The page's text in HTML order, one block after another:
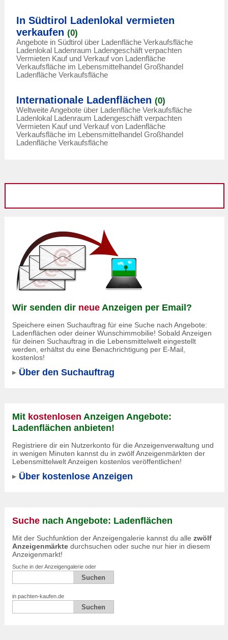
In Südtirol Ladenlokal vermieten
verkaufen (0)
Angebote in Südtirol über Ladenfläche Verkaufsfläche
Ladenlokal Ladenraum Ladengeschäft verpachten
Vermieten Kauf und Verkauf von Ladenfläche
Verkaufsfläche im Lebensmittelhandel Großhandel
Ladenfläche Verkaufsfläche
Internationale Ladenflächen (0)
Weltweite Angebote über Ladenfläche Verkaufsfläche
Ladenlokal Ladenraum Ladengeschäft verpachten
Vermieten Kauf und Verkauf von Ladenfläche
Verkaufsfläche im Lebensmittelhandel Großhandel
Ladenfläche Verkaufsfläche
Wir senden dir neue Anzeigen per Email?
Speichere einen Suchauftrag für eine Suche nach Angebote:
Ladenflächen oder deiner Wunschimmobilie! Sobald Anzeigen
für deinen Suchauftrag in die Lebensmittelwelt eingestellt
werden, erhältst du eine Benachrichtigung per E-Mail,
kostenlos!
Über den Suchauftrag
Mit kostenlosen Anzeigen Angebote:
Ladenflächen anbieten!
Registriere dir ein Nutzerkonto für die Anzeigenverwaltung und
in wenigen Minuten kannst du in zwölf Anzeigenmärkten der
Lebensmittelwelt Anzeigen kostenlos veröffentlichen!
Über kostenlose Anzeigen
Suche nach Angebote: Ladenflächen
Mit der Suchfunktion der Anzeigengalerie kannst du alle zwölf
Anzeigenmärkte durchsuchen oder suche nur hier in diesem
Anzeigenmarkt!
Suche in der Anzeigengalerie oder
in pachten-kaufen.de